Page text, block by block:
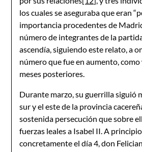
los cuales se aseguraba que eran
importancia procedentes de
número de integrantes de la
ascendía, siguiendo este relato, a
número que fue en aumento, como
meses posteriores.
Durante marzo, su guerrilla siguió
sur y el este de la provincia
sostenida persecución que sobre
fuerzas leales a Isabel II. A
concretamente el día 4, don